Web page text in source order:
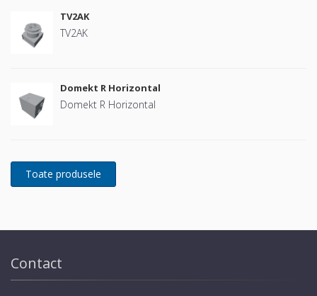
TV2AK
TV2AK
Domekt R Horizontal
Domekt R Horizontal
Contact